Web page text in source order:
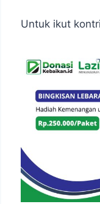
Untuk ikut